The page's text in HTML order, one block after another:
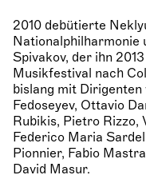
2010 debütierte
Nationalphilharmonie
Spivakov, der ihn
Musikfestival nach
bislang mit
Fedoseyev, Ottavio
Rubikis, Pietro Rizzo,
Federico Maria
Pionnier, Fabio
David Masur.